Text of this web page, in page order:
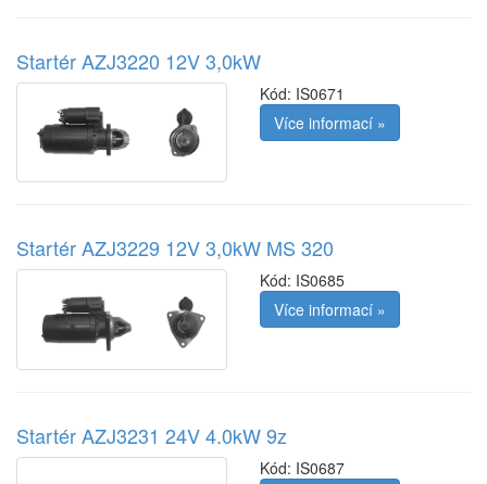
Startér AZJ3220 12V 3,0kW
Kód: IS0671
Více informací »
Startér AZJ3229 12V 3,0kW MS 320
Kód: IS0685
Více informací »
Startér AZJ3231 24V 4.0kW 9z
Kód: IS0687